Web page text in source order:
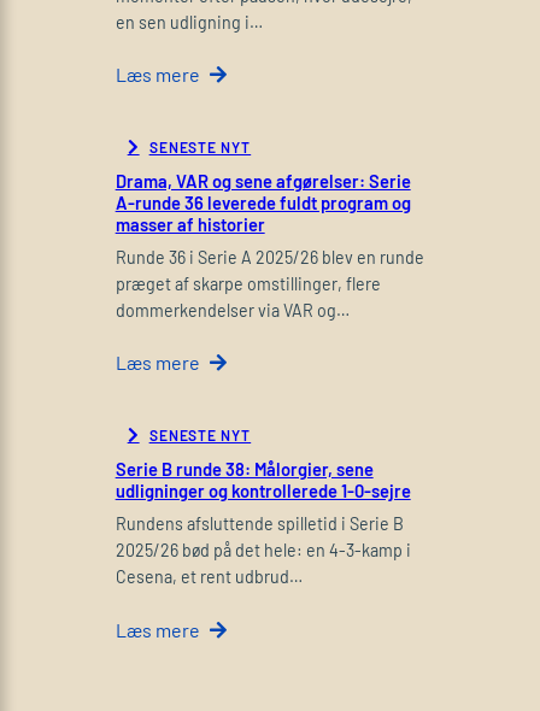
en sen udligning i…
Læs mere
SENESTE NYT
Drama, VAR og sene afgørelser: Serie
A-runde 36 leverede fuldt program og
masser af historier
Runde 36 i Serie A 2025/26 blev en runde
præget af skarpe omstillinger, flere
dommerkendelser via VAR og…
Læs mere
SENESTE NYT
Serie B runde 38: Målorgier, sene
udligninger og kontrollerede 1-0-sejre
Rundens afsluttende spilletid i Serie B
2025/26 bød på det hele: en 4-3-kamp i
Cesena, et rent udbrud…
Læs mere